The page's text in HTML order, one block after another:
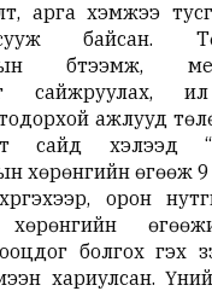
арга хэмжээ
байсан.
бүтээмж,
сайжруулах,
ажлууд
сайд хэлээд
хөрөнгийн өгөөж 9
орон
болгох гэх
хариулсан.